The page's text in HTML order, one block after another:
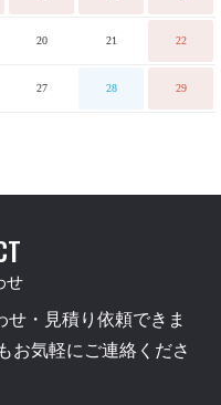
20 21 22
27 28 29
せ
・見積り依頼できま
お気軽にご連絡くださ